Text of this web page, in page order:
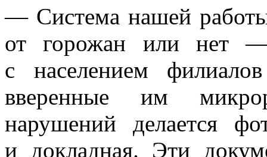
— Система нашей
от горожан или нет —
с населением
вверенные им
нарушений делается
и докладная. Эти